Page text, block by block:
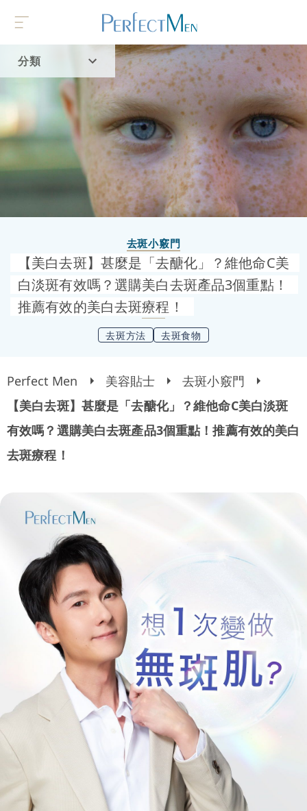
分類
首頁
流行趨勢
去斑小竅門
【美白去斑】甚麼是「去醣化」？維他命C美
白淡斑有效嗎？選購美白去斑產品3個重點！
推薦有效的美白去斑療程！
去斑方法 去斑食物
Perfect Men 美容貼士
去斑小竅門
【美白去斑】甚麼是「去醣化」？維他命C美白淡斑
有效嗎？選購美白去斑產品3個重點！推薦有效的美白
去斑療程！